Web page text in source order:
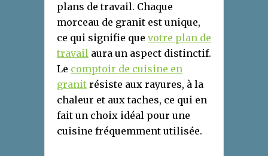
plans de travail. Chaque
morceau de granit est unique,
ce qui signifie que votre plan de
travail aura un aspect distinctif.
Le comptoir de cuisine en
granit résiste aux rayures, à la
chaleur et aux taches, ce qui en
fait un choix idéal pour une
cuisine fréquemment utilisée.